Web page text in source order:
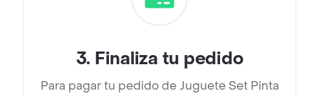
3. Finaliza tu pedido
Para pagar tu pedido de Juguete Set Pinta